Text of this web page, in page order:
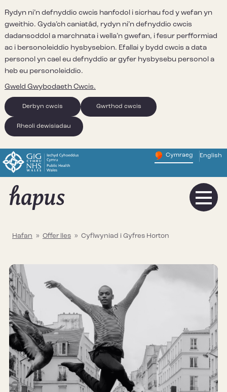
Rydyn ni’n defnyddio cwcis hanfodol i sicrhau fod y wefan yn
gweithio. Gyda’ch caniatâd, rydyn ni’n defnyddio cwcis
dadansoddol a marchnata i wella’n gwefan, i fesur perfformiad
ac i bersonoleiddio hysbysebion. Efallai y bydd cwcis a data
personol yn cael eu defnyddio ar gyfer hysbysebu personol a
heb eu personoleiddio.
Gweld Gwybodaeth Cwcis.
Derbyn cwcis Gwrthod cwcis
Rheoli dewisiadau
Change website
Cymraeg English
– Newid
Hafan » Offer lles » Cyflwyniad i Gyfres Horton